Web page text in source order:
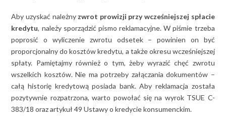
Aby uzyskać należny zwrot prowizji przy wcześniejszej spłacie
kredytu, należy sporządzić pismo reklamacyjne. W piśmie trzeba
poprosić o wyliczenie zwrotu odsetek – powinien on być
proporcjonalny do kosztów kredytu, a także okresu wcześniejszej
spłaty. Pamiętajmy również o tym, żeby wyrazić chęć zwrotu
wszelkich kosztów. Nie ma potrzeby załączania dokumentów –
całą historię kredytową posiada bank. Aby reklamacja została
pozytywnie rozpatrzona, warto powołać się na wyrok TSUE C-
383/18 oraz artykuł 49 Ustawy o kredycie konsumenckim.